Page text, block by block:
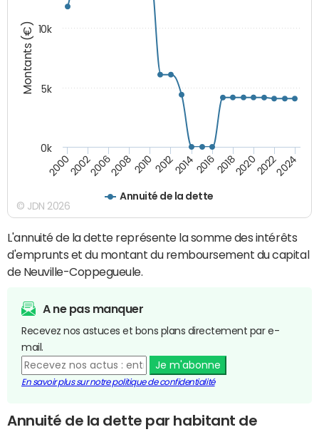
Montants (€)
Annuité de la dette
20002002200620082010 2012201420162018202020222024
0k
5k
10k
© JDN 2026
L'annuité de la dette représente la somme des intérêts
d'emprunts et du montant du remboursement du capital
de Neuville-Coppegueule.
A ne pas manquer
Recevez nos astuces et bons plans directement par e-
mail.
Je m'abonne
En savoir plus sur notre politique de confidentialité
Annuité de la dette par habitant de